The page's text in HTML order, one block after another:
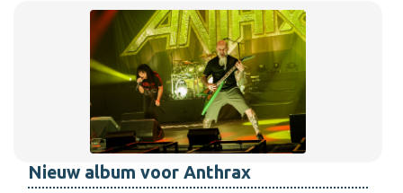
Nieuw album voor Anthrax